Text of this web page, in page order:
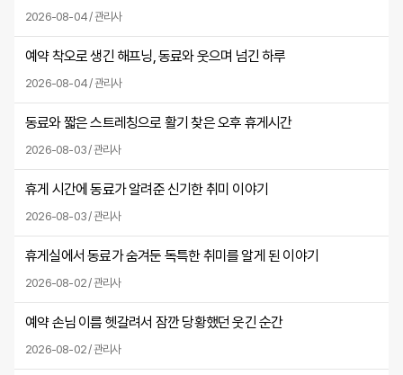
2026-08-04 / 관리사
예약 착오로 생긴 해프닝, 동료와 웃으며 넘긴 하루
2026-08-04 / 관리사
동료와 짧은 스트레칭으로 활기 찾은 오후 휴게시간
2026-08-03 / 관리사
휴게 시간에 동료가 알려준 신기한 취미 이야기
2026-08-03 / 관리사
휴게실에서 동료가 숨겨둔 독특한 취미를 알게 된 이야기
2026-08-02 / 관리사
예약 손님 이름 헷갈려서 잠깐 당황했던 웃긴 순간
2026-08-02 / 관리사